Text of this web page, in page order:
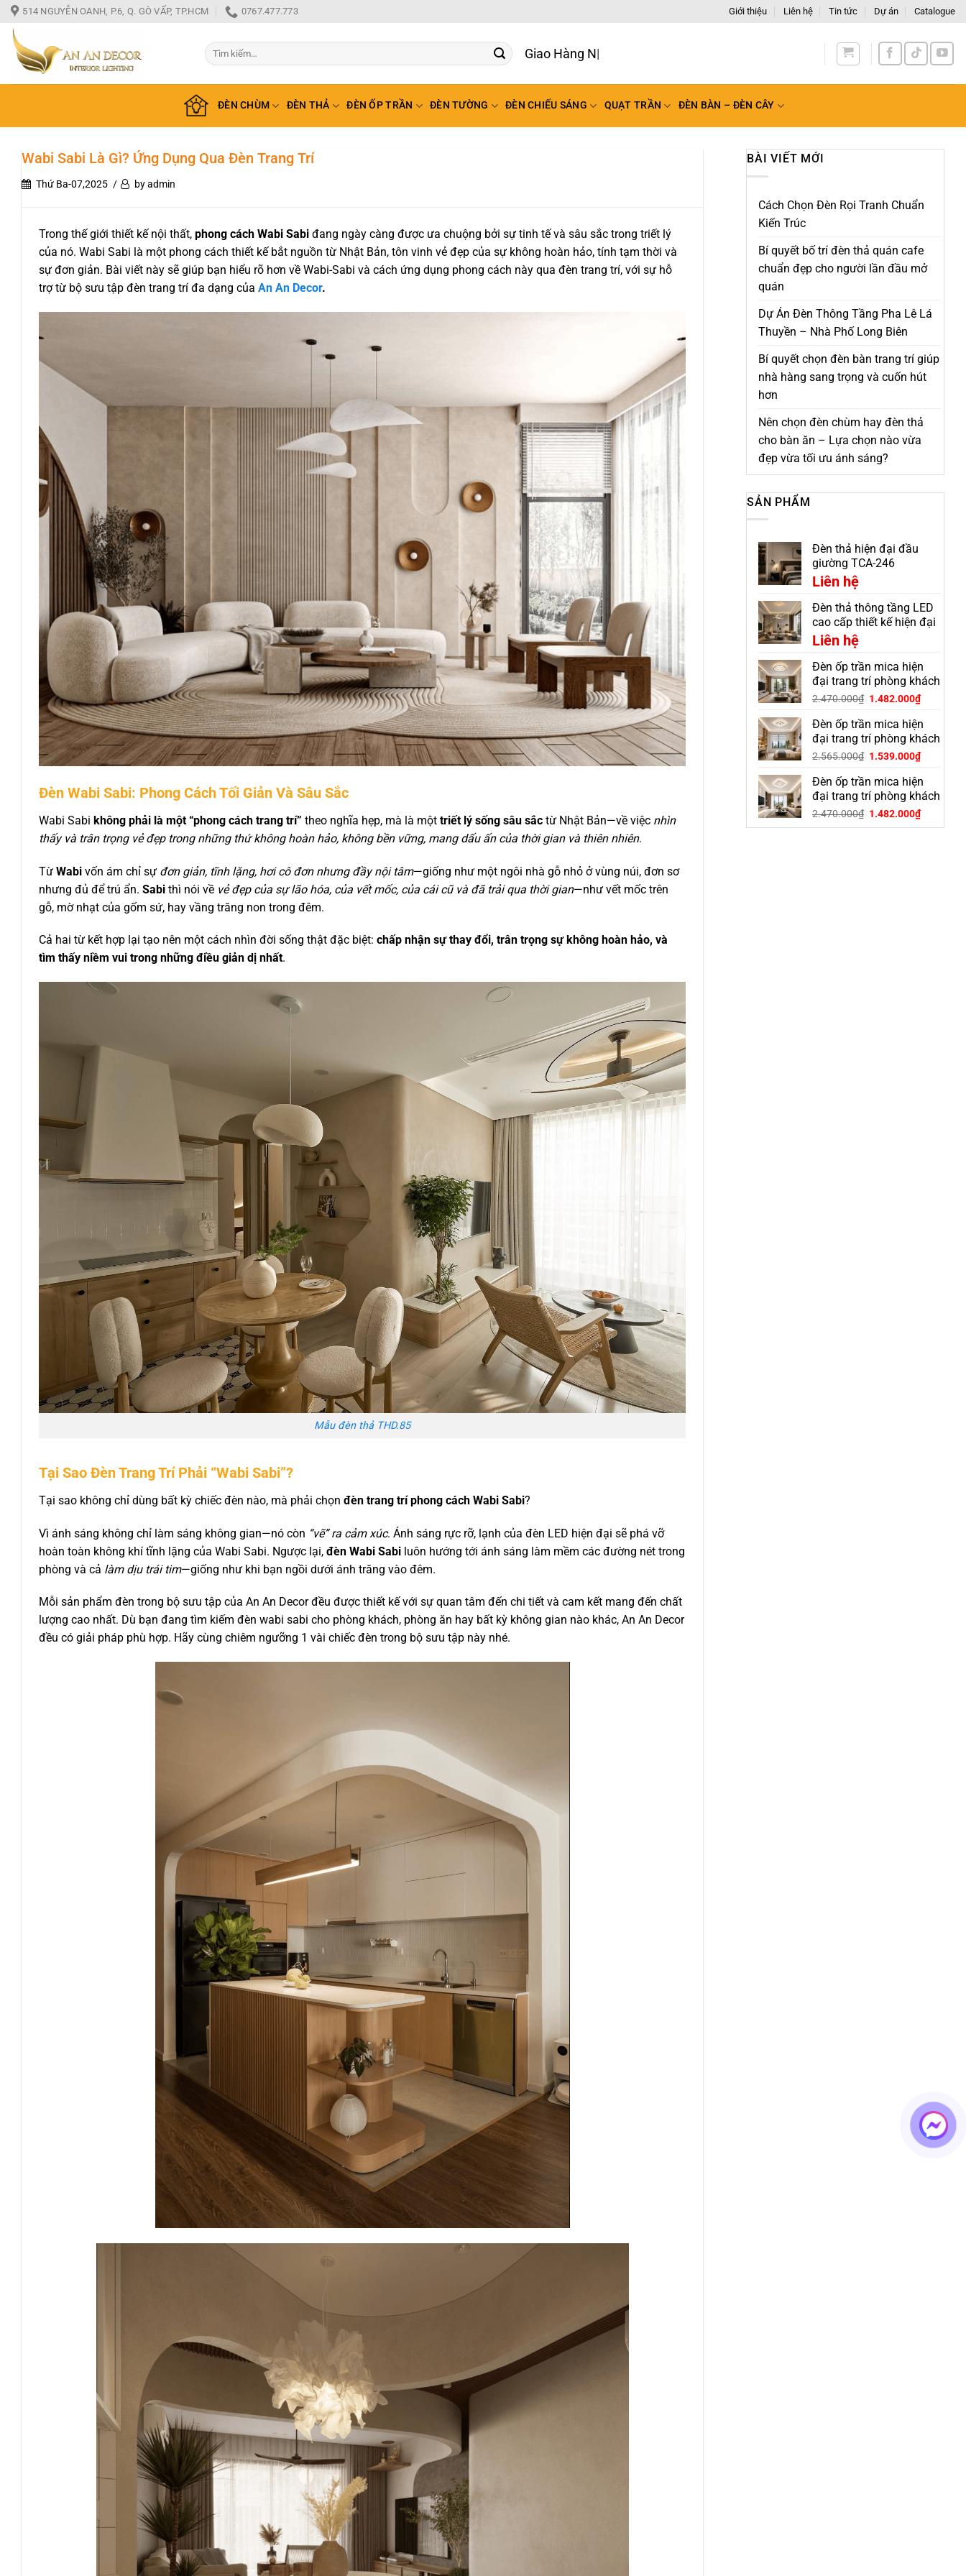
Bỏ
qua
nội
dung
514 NGUYỄN OANH, P.6, Q. GÒ VẤP, TP.HCM 0767.477.773 Giới thiệu Liên hệ Tin tức Dự án Catalogue
Tìm
kiếm:
Giao Hàng Nhanh Toàn Quốc
ĐÈN CHÙM ĐÈN THẢ ĐÈN ỐP TRẦN ĐÈN TƯỜNG ĐÈN CHIẾU SÁNG QUẠT TRẦN ĐÈN BÀN – ĐÈN CÂY
Wabi Sabi Là Gì? Ứng Dụng Qua Đèn Trang Trí
Thứ Ba-07,2025 by admin
Trong thế giới thiết kế nội thất, phong cách Wabi Sabi đang ngày càng được ưa chuộng bởi sự tinh tế và sâu sắc trong triết lý
của nó. Wabi Sabi là một phong cách thiết kế bắt nguồn từ Nhật Bản, tôn vinh vẻ đẹp của sự không hoàn hảo, tính tạm thời và
sự đơn giản. Bài viết này sẽ giúp bạn hiểu rõ hơn về Wabi-Sabi và cách ứng dụng phong cách này qua đèn trang trí, với sự hỗ
trợ từ bộ sưu tập đèn trang trí đa dạng của An An Decor.
Đèn Wabi Sabi: Phong Cách Tối Giản Và Sâu Sắc
Wabi Sabi không phải là một “phong cách trang trí” theo nghĩa hẹp, mà là một triết lý sống sâu sắc từ Nhật Bản—về việc nhìn
thấy và trân trọng vẻ đẹp trong những thứ không hoàn hảo, không bền vững, mang dấu ấn của thời gian và thiên nhiên.
Từ Wabi vốn ám chỉ sự đơn giản, tĩnh lặng, hơi cô đơn nhưng đầy nội tâm—giống như một ngôi nhà gỗ nhỏ ở vùng núi, đơn sơ
nhưng đủ để trú ẩn. Sabi thì nói về vẻ đẹp của sự lão hóa, của vết mốc, của cái cũ và đã trải qua thời gian—như vết mốc trên
gỗ, mờ nhạt của gốm sứ, hay vầng trăng non trong đêm.
Cả hai từ kết hợp lại tạo nên một cách nhìn đời sống thật đặc biệt: chấp nhận sự thay đổi, trân trọng sự không hoàn hảo, và
tìm thấy niềm vui trong những điều giản dị nhất.
Mẫu đèn thả THD.85
Tại Sao Đèn Trang Trí Phải “Wabi Sabi”?
Tại sao không chỉ dùng bất kỳ chiếc đèn nào, mà phải chọn đèn trang trí phong cách Wabi Sabi?
Vì ánh sáng không chỉ làm sáng không gian—nó còn “vẽ” ra cảm xúc. Ánh sáng rực rỡ, lạnh của đèn LED hiện đại sẽ phá vỡ
hoàn toàn không khí tĩnh lặng của Wabi Sabi. Ngược lại, đèn Wabi Sabi luôn hướng tới ánh sáng làm mềm các đường nét trong
phòng và cả làm dịu trái tim—giống như khi bạn ngồi dưới ánh trăng vào đêm.
Mỗi sản phẩm đèn trong bộ sưu tập của An An Decor đều được thiết kế với sự quan tâm đến chi tiết và cam kết mang đến chất
lượng cao nhất. Dù bạn đang tìm kiếm đèn wabi sabi cho phòng khách, phòng ăn hay bất kỳ không gian nào khác, An An Decor
đều có giải pháp phù hợp. Hãy cùng chiêm ngưỡng 1 vài chiếc đèn trong bộ sưu tập này nhé.
BÀI VIẾT MỚI
Cách Chọn Đèn Rọi Tranh Chuẩn
Kiến Trúc
Bí quyết bố trí đèn thả quán cafe
chuẩn đẹp cho người lần đầu mở
quán
Dự Án Đèn Thông Tầng Pha Lê Lá
Thuyền – Nhà Phố Long Biên
Bí quyết chọn đèn bàn trang trí giúp
nhà hàng sang trọng và cuốn hút
hơn
Nên chọn đèn chùm hay đèn thả
cho bàn ăn – Lựa chọn nào vừa
đẹp vừa tối ưu ánh sáng?
SẢN PHẨM
Đèn thả hiện đại đầu
giường TCA-246
Liên hệ
Đèn thả thông tầng LED
cao cấp thiết kế hiện đại
CDC-7299V
Liên hệ
Đèn ốp trần mica hiện
đại trang trí phòng khách
OGD-30S
2.470.000₫ Giá
là:
2.470.000₫.
1.482.000₫Giá
tại
là:
Đèn ốp trần mica hiện
đại trang trí phòng khách
OGD-23S
2.565.000₫ Giá
là:
2.565.000₫.
1.539.000₫Giá
tại
là:
Đèn ốp trần mica hiện
đại trang trí phòng khách
OGD-28S
2.470.000₫ Giá
gốc
1.482.000₫Giá
hiện